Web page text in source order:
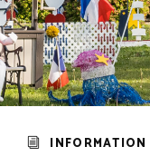
INFORMATION